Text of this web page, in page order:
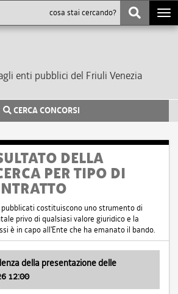
enti pubblici del Friuli Venezia
CERCA CONCORSI
DELLA
PER TIPO DI
costituiscono uno strumento di
privo di qualsiasi valore giuridico e la
è in capo all'Ente che ha emanato il bando.
della presentazione delle
12:00